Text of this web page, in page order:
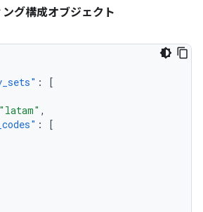
グ構成オブジェクト
:
[
"latam" ,
:
[